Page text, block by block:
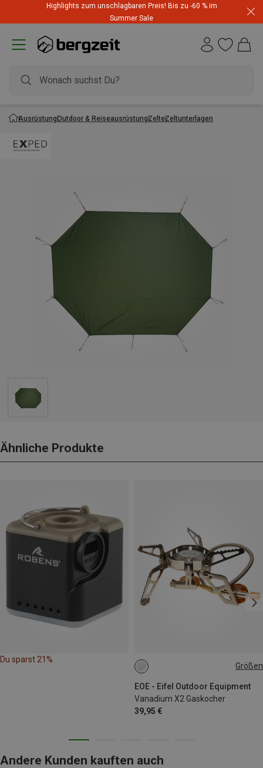
Highlights zum unschlagbaren Preis! Bis zu -60 % im
Summer Sale
AusrüstungOutdoor & ReiseausrüstungZelteZeltunterlagen
Ähnliche Produkte
Du sparst 21%
Größen
EOE - Eifel Outdoor Equipment
Vanadium X2 Gaskocher
39,95 €
ONE SIZE
Andere Kunden kauften auch